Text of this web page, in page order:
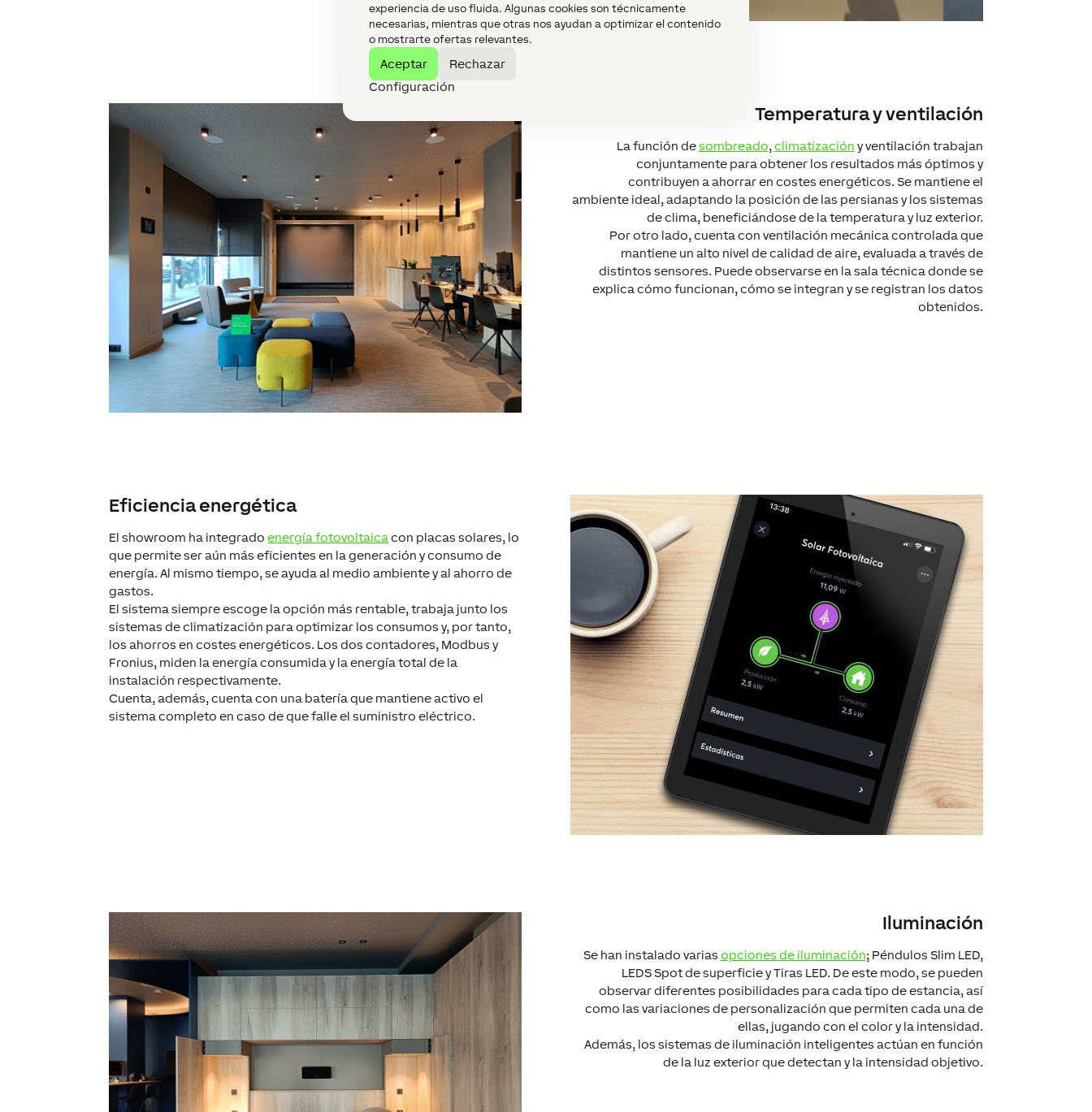
experiencia de uso fluida. Algunas cookies son técnicamente
necesarias, mientras que otras nos ayudan a optimizar el contenido
o mostrarte ofertas relevantes.
Aceptar
Rechazar
Configuración
Temperatura y ventilación
La función desombreado, climatización y ventilación trabajan
conjuntamente para obtener los resultados más óptimos y
contribuyen a ahorrar en costes energéticos. Se mantiene el
ambiente ideal, adaptando la posición de las persianas y los sistemas
de clima, beneficiándose de la temperatura y luz exterior.
Por otro lado, cuenta con ventilación mecánica controlada que
mantiene un alto nivel de calidad de aire, evaluada a través de
distintos sensores. Puede observarse en la sala técnica donde se
explica cómo funcionan, cómo se integran y se registran los datos
obtenidos.
Eficiencia energética
El showroom ha integradoenergía fotovoltaica con placas solares, lo
que permite ser aún más eficientes en la generación y consumo de
energía. Al mismo tiempo, se ayuda al medio ambiente y al ahorro de
gastos.
El sistema siempre escoge la opción más rentable, trabaja junto los
sistemas de climatización para optimizar los consumos y, por tanto,
los ahorros en costes energéticos. Los dos contadores, Modbus y
Fronius, miden la energía consumida y la energía total de la
instalación respectivamente.
Cuenta, además, cuenta con una batería que mantiene activo el
sistema completo en caso de que falle el suministro eléctrico.
Iluminación
Se han instalado varias opciones de iluminación; Péndulos Slim LED,
LEDS Spot de superficie y Tiras LED. De este modo, se pueden
observar diferentes posibilidades para cada tipo de estancia, así
como las variaciones de personalización que permiten cada una de
ellas, jugando con el color y la intensidad.
Además, los sistemas de iluminación inteligentes actúan en función
de la luz exterior que detectan y la intensidad objetivo.